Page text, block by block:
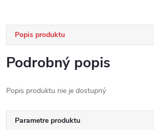
Popis produktu
Podrobný popis
Popis produktu nie je dostupný
Parametre produktu